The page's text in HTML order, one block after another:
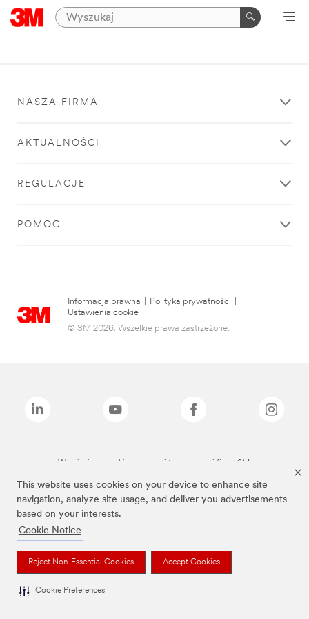
This website uses cookies on your device to enhance site
navigation, analyze site usage, and deliver you advertisements
based on your interests.
Cookie Notice
Reject Non-Essential Cookies Accept Cookies
Cookie Preferences
NASZA FIRMA
AKTUALNOŚCI
REGULACJE
POMOC
Informacja prawna Polityka prywatności
Ustawienia cookie
© 3M 2026. Wszelkie prawa zastrzeżone.
Wymienione marki są znakami towarowymi firmy 3M.